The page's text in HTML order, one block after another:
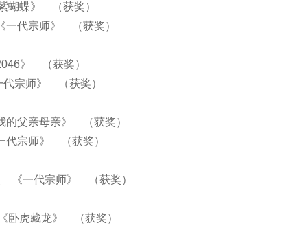
蝴蝶》 （获奖）
代宗师》 （获奖）
》 （获奖）
宗师》 （获奖）
父亲母亲》 （获奖）
代宗师》 （获奖）
《一代宗师》 （获奖）
卧虎藏龙》 （获奖）